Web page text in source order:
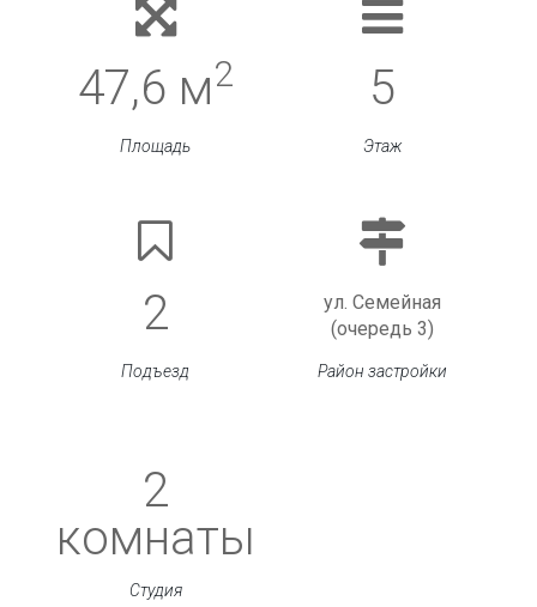
47,6 м2
Площадь
5
Этаж
2
Подъезд
ул. Семейная
(очередь 3)
Район застройки
2
комнаты
Студия